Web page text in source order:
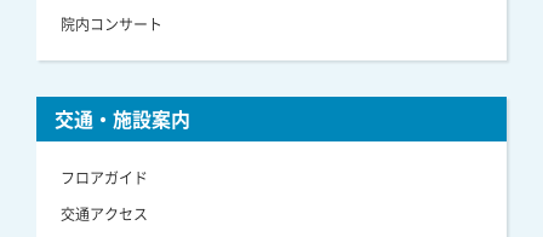
院内コンサート
交通・施設案内
フロアガイド
交通アクセス